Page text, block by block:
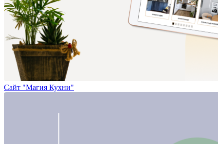
Сайт "Магия Кухни"